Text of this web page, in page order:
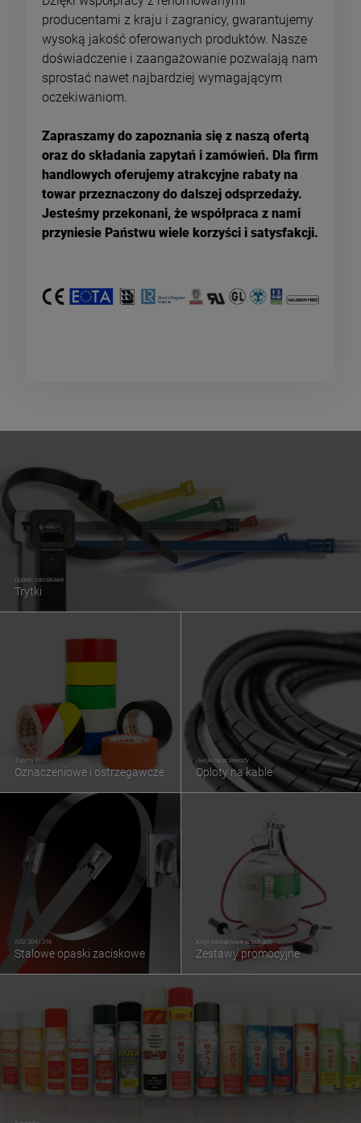
producentami z kraju i zagranicy, gwarantujemy
wysoką jakość oferowanych produktów. Nasze
doświadczenie i zaangażowanie pozwalają nam
sprostać nawet najbardziej wymagającym
oczekiwaniom.
Zapraszamy do zapoznania się z naszą ofertą
oraz do składania zapytań i zamówień. Dla firm
handlowych oferujemy atrakcyjne rabaty na
towar przeznaczony do dalszej odsprzedaży.
Jesteśmy przekonani, że współpraca z nami
przyniesie Państwu wiele korzyści i satysfakcji.
Opaski zaciskowe
Trytki
Taśmy BHP
Oznaczeniowe i ostrzegawcze
Owijki na przewody
Oploty na kable
AISI 304 i 316
Stalowe opaski zaciskowe
Kleje kontaktowe w butlach
Zestawy promocyjne